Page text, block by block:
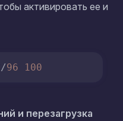
активировать ее и
/96 100
и перезагрузка